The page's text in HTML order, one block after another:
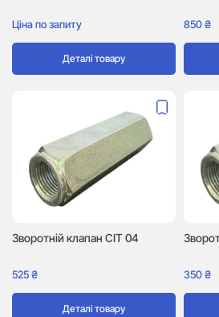
Ціна по запиту
Деталі товару
850₴
Зворотній клапан CIT 04
525₴
Деталі товару
350₴